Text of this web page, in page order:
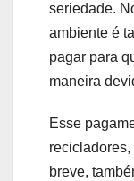
seriedade.
ambiente é
pagar para
maneira
Esse
breve,